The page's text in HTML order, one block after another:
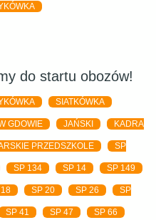
do startu obozów!
SIATKÓWKA
GDOWIE JAŃSKI KADRA
PRZEDSZKOLE SP
SP 134 SP 14 SP 149
SP 20 SP 26 SP
SP 41 SP 47 SP 66